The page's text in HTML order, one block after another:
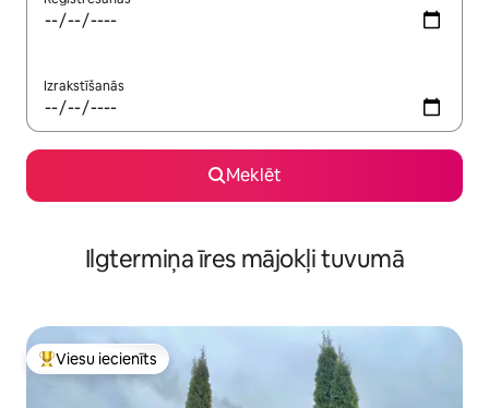
Izrakstīšanās
Meklēt
Ilgtermiņa īres mājokļi tuvumā
Populārs viesu iecienīts mājoklis
Viesu iecienīts